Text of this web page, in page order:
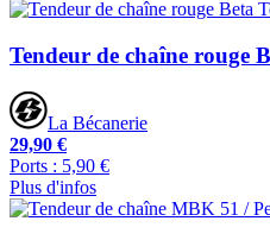
Tendeur de chaîne rouge
La Bécanerie
29,90 €
Ports : 5,90 €
Plus d'infos